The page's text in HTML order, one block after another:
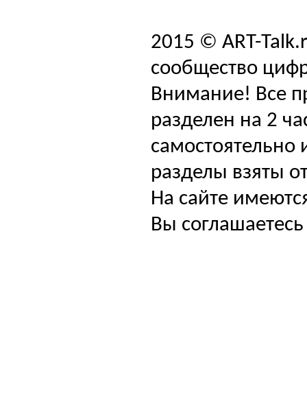
2015 © ART-
сообщество
Внимание! Все
разделен на 2
самостоятельно
разделы взяты
На сайте
Вы